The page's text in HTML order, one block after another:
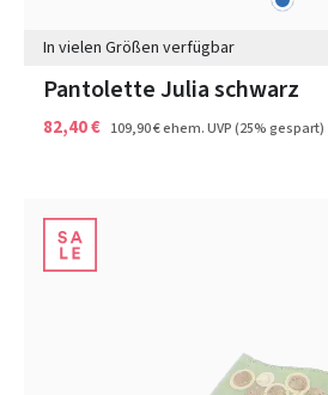
In vielen Größen verfügbar
Pantolette Julia schwarz
82,40 € 109,90 €ehem. UVP(25% gespart)